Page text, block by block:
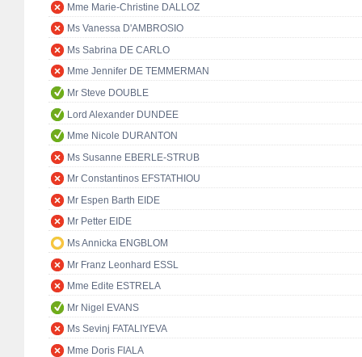
Mme Marie-Christine DALLOZ
Ms Vanessa D'AMBROSIO
Ms Sabrina DE CARLO
Mme Jennifer DE TEMMERMAN
Mr Steve DOUBLE
Lord Alexander DUNDEE
Mme Nicole DURANTON
Ms Susanne EBERLE-STRUB
Mr Constantinos EFSTATHIOU
Mr Espen Barth EIDE
Mr Petter EIDE
Ms Annicka ENGBLOM
Mr Franz Leonhard ESSL
Mme Edite ESTRELA
Mr Nigel EVANS
Ms Sevinj FATALIYEVA
Mme Doris FIALA